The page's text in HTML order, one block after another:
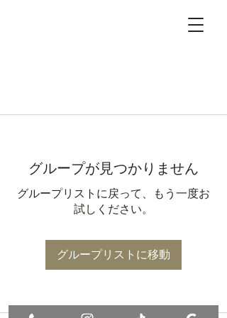
グループが見つかりません
グループリストに戻って、もう一度お
試しください。
グループリストに移動